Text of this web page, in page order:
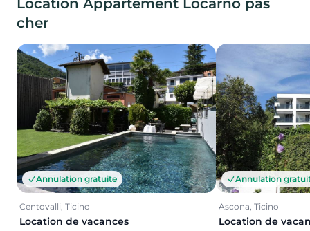
cher
Annulation gratuite
Centovalli, Ticino
Location de vacances
Annulation
Ascona, Ticino
Location de